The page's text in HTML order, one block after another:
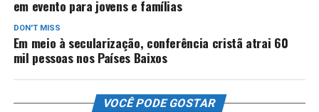
em evento para jovens e famílias
DON'T MISS
Em meio à secularização, conferência cristã atrai 60
mil pessoas nos Países Baixos
VOCÊ PODE GOSTAR